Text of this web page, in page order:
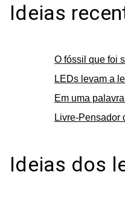
Ideias
O fóssil que foi
LEDs levam a
Em uma
Livre-Pensador
Ideias dos